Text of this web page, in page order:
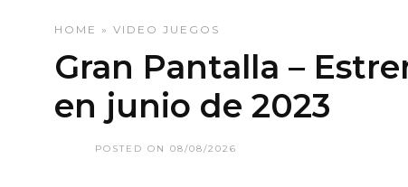
HOME » VIDEO JUEGOS
Gran Pantalla –
en junio de 2023
POSTED ON 08/08/2026